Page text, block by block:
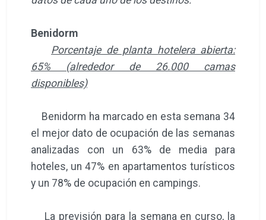
Benidorm
Porcentaje de planta hotelera abierta:
65% (alrededor de 26.000 camas
disponibles)
Benidorm ha marcado en esta semana 34
el mejor dato de ocupación de las semanas
analizadas con un 63% de media para
hoteles, un 47% en apartamentos turísticos
y un 78% de ocupación en campings.
La previsión para la semana en curso, la